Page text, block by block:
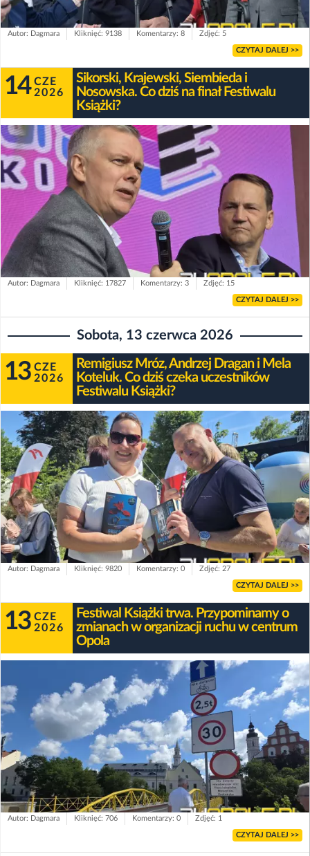
Autor: Dagmara Kliknięć: 9138 Komentarzy: 8 Zdjęć: 5
CZYTAJ DALEJ >>
14 CZE
2026
Sikorski, Krajewski, Siembieda i
Nosowska. Co dziś na finał Festiwalu
Książki?
Autor: Dagmara Kliknięć: 17827 Komentarzy: 3 Zdjęć: 15
CZYTAJ DALEJ >>
Sobota, 13 czerwca 2026
13 CZE
2026
Remigiusz Mróz, Andrzej Dragan i Mela
Koteluk. Co dziś czeka uczestników
Festiwalu Książki?
Autor: Dagmara Kliknięć: 9820 Komentarzy: 0 Zdjęć: 27
CZYTAJ DALEJ >>
13 CZE
2026
Festiwal Książki trwa. Przypominamy o
zmianach w organizacji ruchu w centrum
Opola
Autor: Dagmara Kliknięć: 706 Komentarzy: 0 Zdjęć: 1
CZYTAJ DALEJ >>